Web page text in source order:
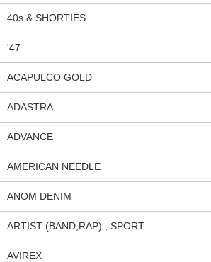
40s & SHORTIES
'47
ACAPULCO GOLD
ADASTRA
ADVANCE
AMERICAN NEEDLE
ANOM DENIM
ARTIST (BAND,RAP) , SPORT
AVIREX